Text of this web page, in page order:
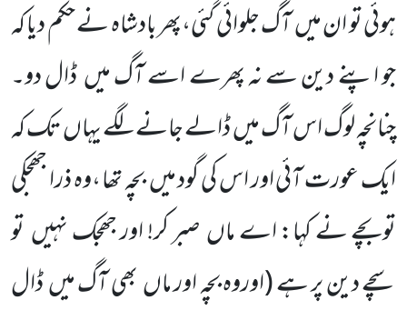
ہوئی تو ان میںآگ جلوائی گئی،پھر بادشاہ نے حکم دیا کہ
جو اپنے دین سے نہ پھرے اسے آگ میںڈال دو۔
چنانچہ لوگ اس آگ میںڈالے جانے لگے یہاںتک کہ
ایک عورت آئی اور اس کی گود میںبچہ تھا ،وہ ذرا جھجکی
توبچے نے کہا: اے ماںصبر کر! اور جھجک نہیںتو
سچے دین پر ہے(اوروہ بچہ اور ماںبھی آگ میںڈال